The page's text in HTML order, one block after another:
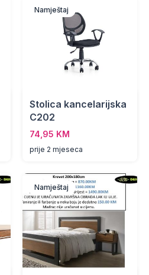
Namještaj
Stolica kancelarijska
C202
74,95 KM
prije 2 mjeseca
Namještaj